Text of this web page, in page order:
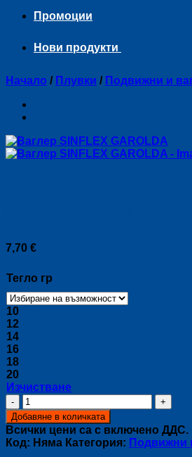
Промоции
Нови продукти
Начало / Плувки / Подвижни и
7,70 €
Тегло гр
10
12
14
16
18
20
Изчистване
количество
за
Ваглер
SINFLEX
GAROLDA
Добавяне в количката
Всички цени са с включено ДДС.
Код: Няма Категория: Подвижни